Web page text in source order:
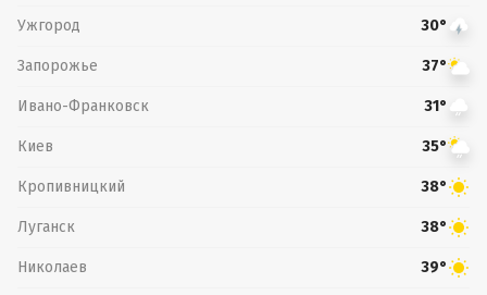
Ужгород 30°
Запорожье 37°
Ивано-Франковск 31°
Киев 35°
Кропивницкий 38°
Луганск 38°
Николаев 39°